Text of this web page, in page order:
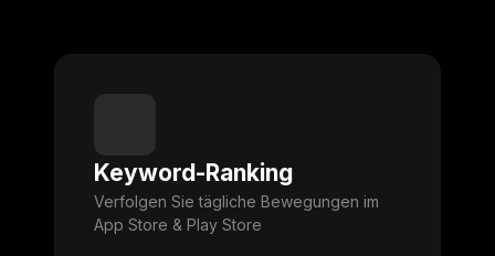
Keyword-Ranking
Verfolgen Sie tägliche Bewegungen im
App Store & Play Store